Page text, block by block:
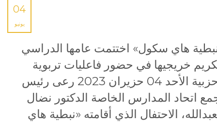
04
يونيو
هاي سكول» اختتمت عامها الدراسي
خريجيها في حضور فاعليات تربوية
وحزبية الأحد 04 حزيران 2023 رعى رئيس
اتحاد المدارس الخاصة الدكتور نضال
الاحتفال الذي أقامته «نبطية هاي